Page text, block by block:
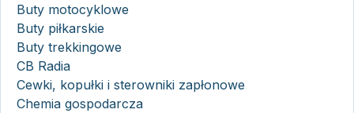
Buty motocyklowe
Buty piłkarskie
Buty trekkingowe
CB Radia
Cewki, kopułki i sterowniki zapłonowe
Chemia gospodarcza